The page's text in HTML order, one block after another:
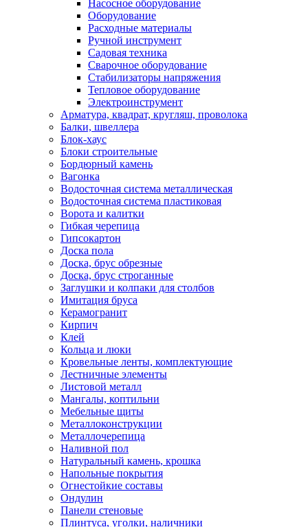
Насосное оборудование
Оборудование
Расходные материалы
Ручной инструмент
Садовая техника
Сварочное оборудование
Стабилизаторы напряжения
Тепловое оборудование
Электроинструмент
Арматура, квадрат, кругляш, проволока
Балки, швеллера
Блок-хаус
Блоки строительные
Бордюрный камень
Вагонка
Водосточная система металлическая
Водосточная система пластиковая
Ворота и калитки
Гибкая черепица
Гипсокартон
Доска пола
Доска, брус обрезные
Доска, брус строганные
Заглушки и колпаки для столбов
Имитация бруса
Керамогранит
Кирпич
Клей
Кольца и люки
Кровельные ленты, комплектующие
Лестничные элементы
Листовой металл
Мангалы, коптильни
Мебельные щиты
Металлоконструкции
Металлочерепица
Наливной пол
Натуральный камень, крошка
Напольные покрытия
Огнестойкие составы
Ондулин
Панели стеновые
Плинтуса, уголки, наличники